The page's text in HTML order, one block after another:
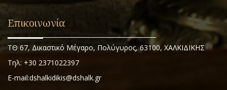
Επικοινωνία
ΤΘ 67, Δικαστικό Μέγαρο, Πολύγυρος, 63100, ΧΑΛΚΙΔΙΚΗΣ
Τηλ: +30 2371022397
E-mail:dshalkidikis@dshalk.gr